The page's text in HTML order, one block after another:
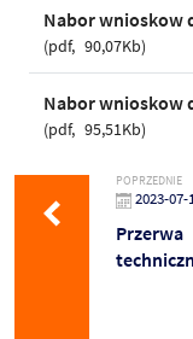
Nabor wnioskow
pdf 90,07Kb
Nabor wnioskow
pdf 95,51Kb
POPRZEDNIE
2023-07-
Przerwa